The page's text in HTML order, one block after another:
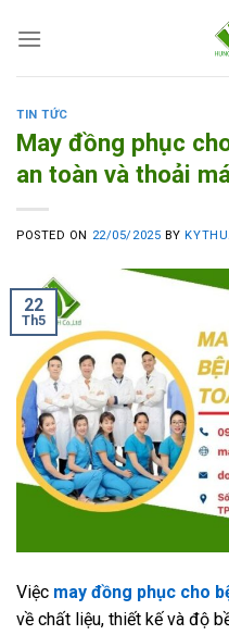
TIN TỨC
May đồng phục
an toàn và thoải
POSTED ON 22/05/2025 BY
22
Th5
Việc may đồng phục cho
về chất liệu, thiết kế và độ